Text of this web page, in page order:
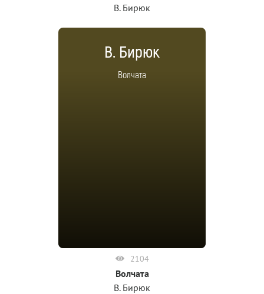
В. Бирюк
В. Бирюк
Волчата
2104
Волчата
В. Бирюк